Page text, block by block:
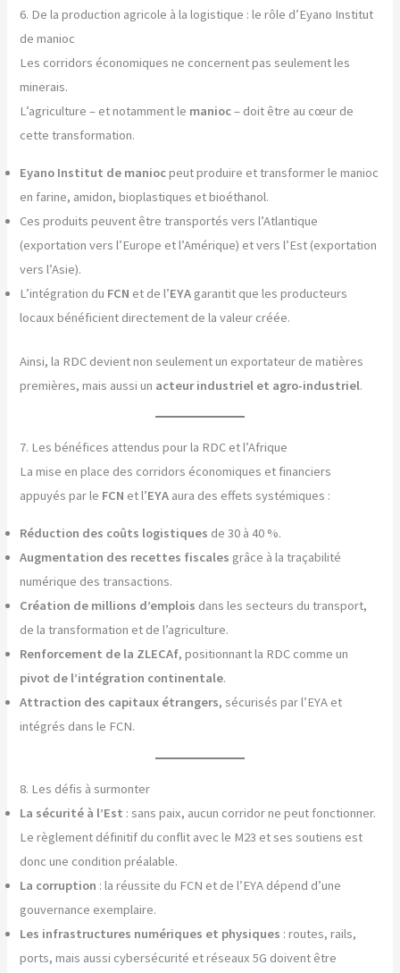
6. De la production agricole à la logistique : le rôle d’Eyano Institut
de manioc
Les corridors économiques ne concernent pas seulement les
minerais.
L’agriculture – et notamment le manioc– doit être au cœur de
cette transformation.
Eyano Institut de maniocpeut produire et transformer le manioc
en farine, amidon, bioplastiques et bioéthanol.
Ces produits peuvent être transportés vers l’Atlantique
(exportation vers l’Europe et l’Amérique) et vers l’Est (exportation
vers l’Asie).
L’intégration du FCN et de l’EYA garantit que les producteurs
locaux bénéficient directement de la valeur créée.
Ainsi, la RDC devient non seulement un exportateur de matières
premières, mais aussi un acteur industriel et agro-industriel.
7. Les bénéfices attendus pour la RDC et l’Afrique
La mise en place des corridors économiques et financiers
appuyés par le FCN et l’EYA aura des effets systémiques :
Réduction des coûts logistiques de 30 à 40 %.
Augmentation des recettes fiscales grâce à la traçabilité
numérique des transactions.
Création de millions d’emplois dans les secteurs du transport,
de la transformation et de l’agriculture.
Renforcement de la ZLECAf, positionnant la RDC comme un
pivot de l’intégration continentale.
Attraction des capitaux étrangers, sécurisés par l’EYA et
intégrés dans le FCN.
8. Les défis à surmonter
La sécurité à l’Est : sans paix, aucun corridor ne peut fonctionner.
Le règlement définitif du conflit avec le M23 et ses soutiens est
donc une condition préalable.
La corruption : la réussite du FCN et de l’EYA dépend d’une
gouvernance exemplaire.
Les infrastructures numériques et physiques : routes, rails,
ports, mais aussi cybersécurité et réseaux 5G doivent être